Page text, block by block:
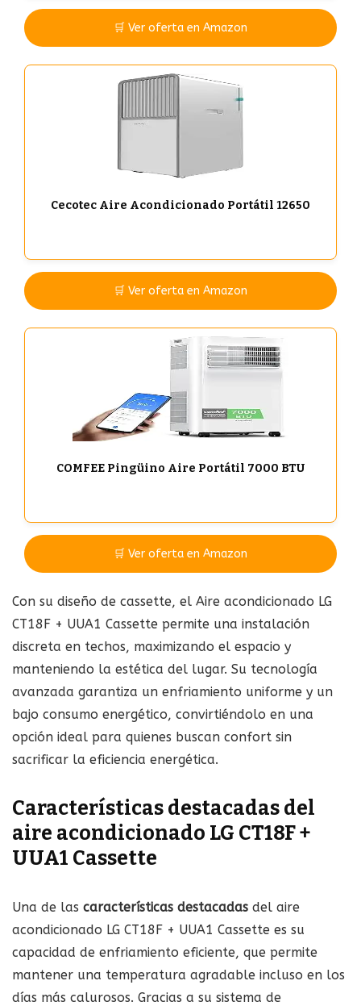
🛒 Ver oferta en Amazon
Cecotec Aire Acondicionado Portátil 12650
🛒 Ver oferta en Amazon
COMFEE Pingüino Aire Portátil 7000 BTU
🛒 Ver oferta en Amazon
Con su diseño de cassette, el Aire acondicionado LG
CT18F + UUA1 Cassette permite una instalación
discreta en techos, maximizando el espacio y
manteniendo la estética del lugar. Su tecnología
avanzada garantiza un enfriamiento uniforme y un
bajo consumo energético, convirtiéndolo en una
opción ideal para quienes buscan confort sin
sacrificar la eficiencia energética.
Características destacadas del
aire acondicionado LG CT18F +
UUA1 Cassette
Una de las características destacadas del aire
acondicionado LG CT18F + UUA1 Cassette es su
capacidad de enfriamiento eficiente, que permite
mantener una temperatura agradable incluso en los
días más calurosos. Gracias a su sistema de